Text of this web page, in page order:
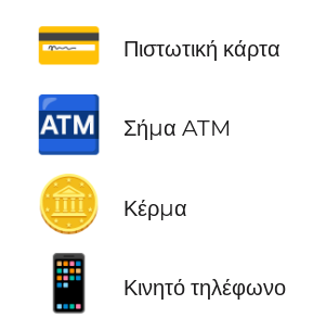
💳 Πιστωτική κάρτα
🏧 Σήμα ATM
🪙 Κέρμα
📱 Κινητό τηλέφωνο